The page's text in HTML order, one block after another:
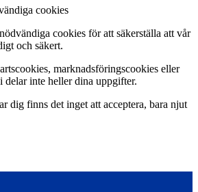
cookies
cookies för att säkerställa att vår
och säkert.
marknadsföringscookies eller
delar inte heller dina uppgifter.
dig finns det inget att acceptera, bara njut